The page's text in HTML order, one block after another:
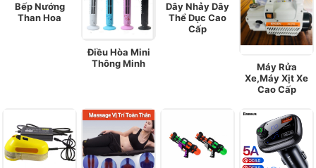
Bếp Nướng
Than Hoa
Điều Hòa Mini
Thông Minh
Dây Nhảy Dây
Thể Dục Cao
Cấp
Máy Rửa
Xe,Máy Xịt Xe
Cao Cấp